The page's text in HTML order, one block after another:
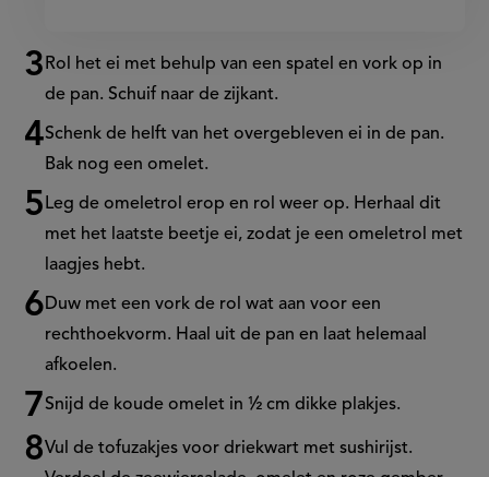
Rol het ei met behulp van een spatel en vork op in
de pan. Schuif naar de zijkant.
Schenk de helft van het overgebleven ei in de pan.
Bak nog een omelet.
Leg de omeletrol erop en rol weer op. Herhaal dit
met het laatste beetje ei, zodat je een omeletrol met
laagjes hebt.
Duw met een vork de rol wat aan voor een
rechthoekvorm. Haal uit de pan en laat helemaal
afkoelen.
Snijd de koude omelet in ½ cm dikke plakjes.
Vul de tofuzakjes voor driekwart met sushirijst.